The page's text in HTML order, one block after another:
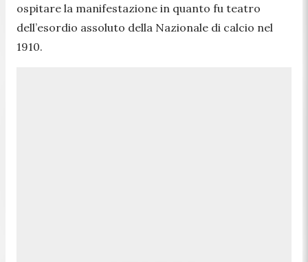
ospitare la manifestazione in quanto fu teatro
dell’esordio assoluto della Nazionale di calcio nel
1910.